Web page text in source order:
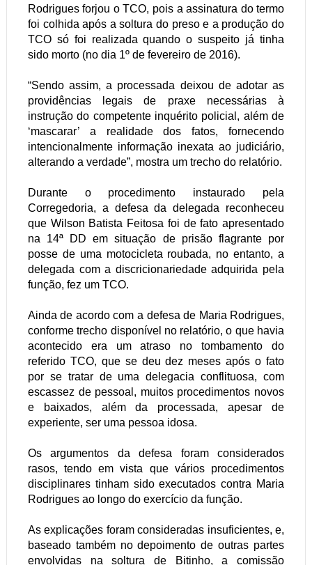
Rodrigues forjou o TCO, pois a assinatura do termo
foi colhida após a soltura do preso e a produção do
TCO só foi realizada quando o suspeito já tinha
sido morto (no dia 1º de fevereiro de 2016).
“Sendo assim, a processada deixou de adotar as
providências legais de praxe necessárias à
instrução do competente inquérito policial, além de
‘mascarar’ a realidade dos fatos, fornecendo
intencionalmente informação inexata ao judiciário,
alterando a verdade”, mostra um trecho do relatório.
Durante o procedimento instaurado pela
Corregedoria, a defesa da delegada reconheceu
que Wilson Batista Feitosa foi de fato apresentado
na 14ª DD em situação de prisão flagrante por
posse de uma motocicleta roubada, no entanto, a
delegada com a discricionariedade adquirida pela
função, fez um TCO.
Ainda de acordo com a defesa de Maria Rodrigues,
conforme trecho disponível no relatório, o que havia
acontecido era um atraso no tombamento do
referido TCO, que se deu dez meses após o fato
por se tratar de uma delegacia conflituosa, com
escassez de pessoal, muitos procedimentos novos
e baixados, além da processada, apesar de
experiente, ser uma pessoa idosa.
Os argumentos da defesa foram considerados
rasos, tendo em vista que vários procedimentos
disciplinares tinham sido executados contra Maria
Rodrigues ao longo do exercício da função.
As explicações foram consideradas insuficientes, e,
baseado também no depoimento de outras partes
envolvidas na soltura de Bitinho, a comissão